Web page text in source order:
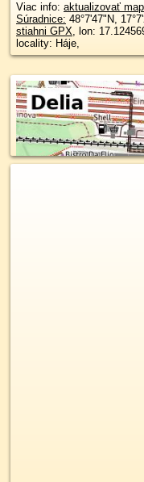
Viac info: aktualizovať
Súradnice: 48°7'47"N,
stiahni GPX, lon:
locality: Háje,